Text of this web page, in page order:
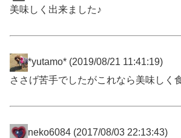
美味しく出来ました♪
*yutamo* (2019/08/21 11:41:19)
ささげ苦手でしたがこれなら美味しく
neko6084 (2017/08/03 22:13:43)